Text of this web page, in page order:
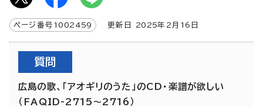
ページ番号 1002459 更新日 2025年2月 16 日
質問
広島の歌、「アオギリのうた」のCD・楽譜が欲しい
（FAQID-2715～2716）